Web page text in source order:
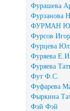
Фурашева
Фурзанова
ФУРМАН
Фурсов
Фурцева
Фуряева
Фуряева
Фут Ф.С.
Фуфарева
Фыркина
Фэй Фэй